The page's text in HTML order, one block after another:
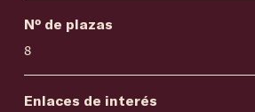
Nº de plazas
8
Enlaces de interés